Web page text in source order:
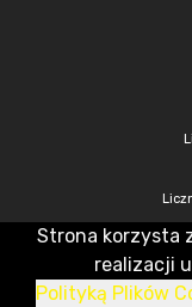
CMS & Hosting: Nefeni Sp. z
Strona korzysta
realizacji
Polityką Plików